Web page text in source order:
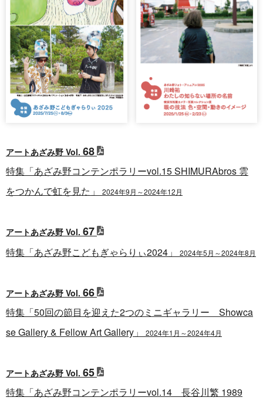
アートあざみ野 Vol. 68
特集「あざみ野コンテンポラリーvol.15 SHIMURAbros 雲
をつかんで虹を見た」
2024年9月～2024年12月
アートあざみ野 Vol. 67
特集「あざみ野こどもぎゃらりぃ2024」 2024年5月～2024年8月
アートあざみ野 Vol. 66
特集「50回の節目を迎えた2つのミニギャラリー Showca
se Gallery & Fellow Art Gallery」
2024年1月～2024年4月
アートあざみ野 Vol. 65
特集「あざみ野コンテンポラリーvol.14 長谷川繁 1989